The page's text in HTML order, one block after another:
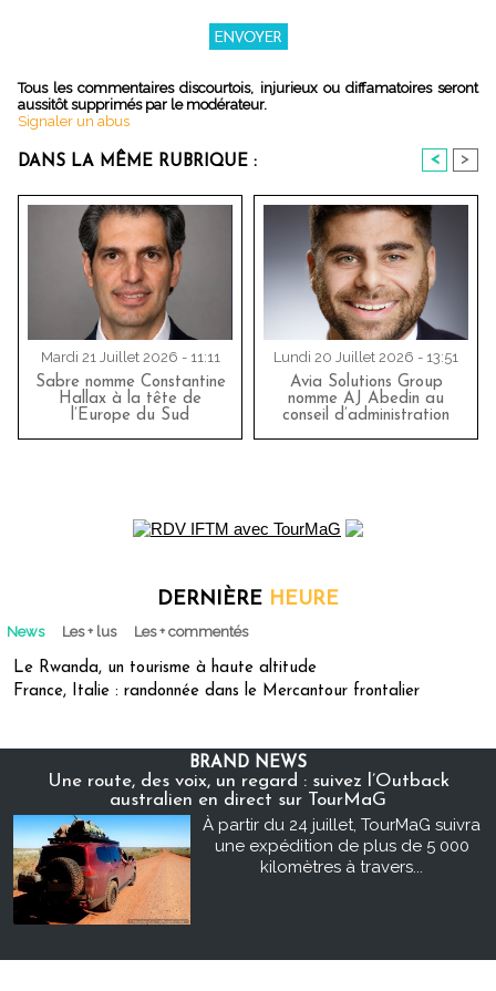
Tous les commentaires discourtois, injurieux ou diffamatoires seront
aussitôt supprimés par le modérateur.
Signaler un abus
DANS LA MÊME RUBRIQUE : < >
Mardi 21 Juillet 2026 - 11:11
Sabre nomme Constantine
Hallax à la tête de
l’Europe du Sud
Lundi 20 Juillet 2026 - 13:51
Avia Solutions Group
nomme AJ Abedin au
conseil d’administration
DERNIÈRE HEURE
News Les + lus Les + commentés
Le Rwanda, un tourisme à haute altitude
France, Italie : randonnée dans le Mercantour frontalier
BRAND NEWS
Une route, des voix, un regard : suivez l’Outback
australien en direct sur TourMaG
À partir du 24 juillet, TourMaG suivra
une expédition de plus de 5 000
kilomètres à travers...